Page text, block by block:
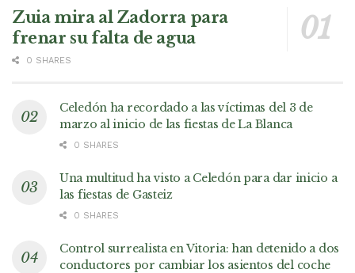
Zuia mira al Zadorra para
frenar su falta de agua
0 SHARES
Celedón ha recordado a las víctimas del 3 de
marzo al inicio de las fiestas de La Blanca
0 SHARES
Una multitud ha visto a Celedón para dar inicio a
las fiestas de Gasteiz
0 SHARES
Control surrealista en Vitoria: han detenido a dos
conductores por cambiar los asientos del coche